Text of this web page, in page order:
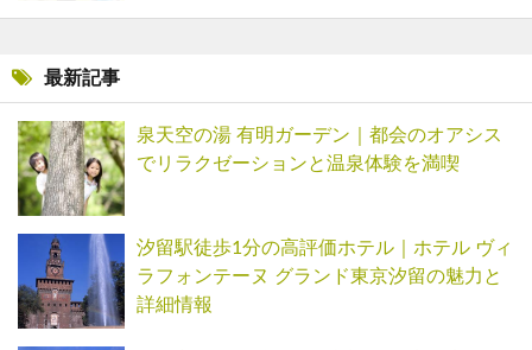
最新記事
泉天空の湯 有明ガーデン｜都会のオアシス
でリラクゼーションと温泉体験を満喫
汐留駅徒歩1分の高評価ホテル｜ホテル ヴィ
ラフォンテーヌ グランド東京汐留の魅力と
詳細情報